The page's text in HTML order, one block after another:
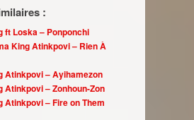
:
ft Loska – Ponponchi
King Atinkpovi – Rien À
Atinkpovi – Ayihamezon
Atinkpovi – Zonhoun-Zon
Atinkpovi – Fire on Them